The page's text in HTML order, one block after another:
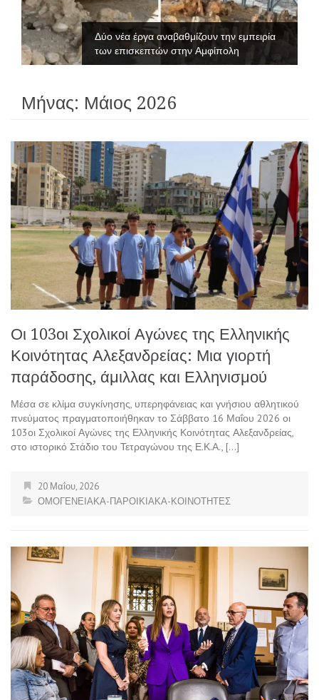
Δύο νέα έργα αναβαθμίζουν την εμπειρία
των επισκεπτών στην Αμφίπολη
Μήνας: Μάιος 2026
Οι 103οι Σχολικοί Αγώνες της Ελληνικής
Κοινότητας Αλεξανδρείας: Μια γιορτή
παράδοσης, άμιλλας και Ελληνισμού
Μέσα σε κλίμα συγκίνησης, υπερηφάνειας και γνήσιου αθλητικού
πνεύματος πραγματοποιήθηκαν το Σάββατο 16 Μαΐου 2026 οι
103οι Σχολικοί Αγώνες της Ελληνικής Κοινότητας Αλεξανδρείας,
στο ιστορικό Στάδιο του Τετραγώνου της Ε.Κ.Α., […]
20 Μαΐου, 2026
ΟΜΟΓΕΝΕΙΑΚΑ-ΠΑΡΟΙΚΙΑΚΑ-ΚΟΙΝΟΤΗΤΕΣ